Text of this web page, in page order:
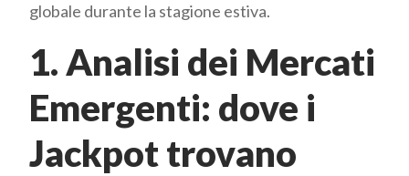
globale durante la stagione estiva.
1. Analisi dei Mercati
Emergenti: dove i
Jackpot trovano